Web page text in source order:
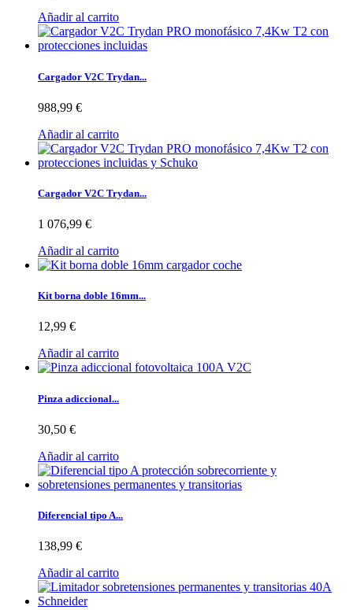
Añadir al carrito
Cargador V2C Trydan...
988,99 €
Añadir al carrito
Cargador V2C Trydan...
1 076,99 €
Añadir al carrito
Kit borna doble 16mm...
12,99 €
Añadir al carrito
Pinza adiccional...
30,50 €
Añadir al carrito
Diferencial tipo A...
138,99 €
Añadir al carrito